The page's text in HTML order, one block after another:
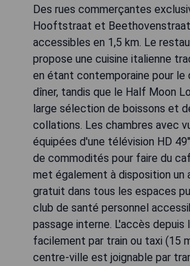
Des rues commerçantes
Hooftstraat et
accessibles en 1,5 km. Le
propose une cuisine italienne
en étant contemporaine pour le
dîner, tandis que le Half Moon
large sélection de boissons et
collations. Les chambres avec
équipées d'une télévision HD
de commodités pour faire du
met également à disposition un
gratuit dans tous les espaces
club de santé personnel
passage interne. L'accès
facilement par train ou taxi (15
centre-ville est joignable par